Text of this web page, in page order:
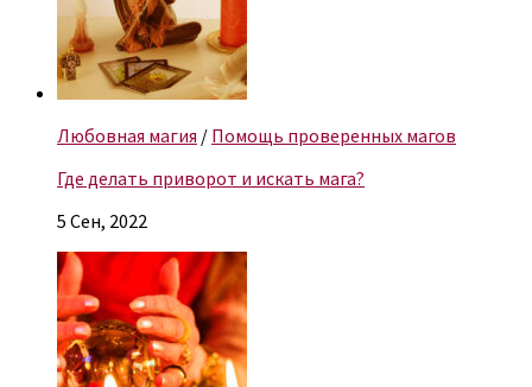
Любовная магия / Помощь проверенных магов
Где делать приворот и искать мага?
5 Сен, 2022